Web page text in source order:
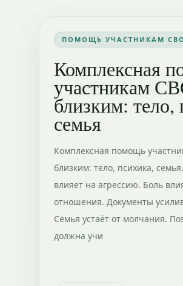
ПОМОЩЬ УЧАСТНИКАМ СВО
Комплексная
участникам
близким: тело,
семья
Комплексная помощь
близким: тело, психика,
влияет на агрессию. Боль
отношения. Документы
Семья устаёт от молчания.
должна учи